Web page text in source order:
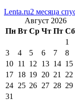
Lenta.ru2 месяца
Август 2026
Пн Вт Ср Чт Пт Сб
1
3
4 5 6 7 8
10 11 12 13 14 15
17 18 19 20 21 22
24 25 26 27 28 29
31